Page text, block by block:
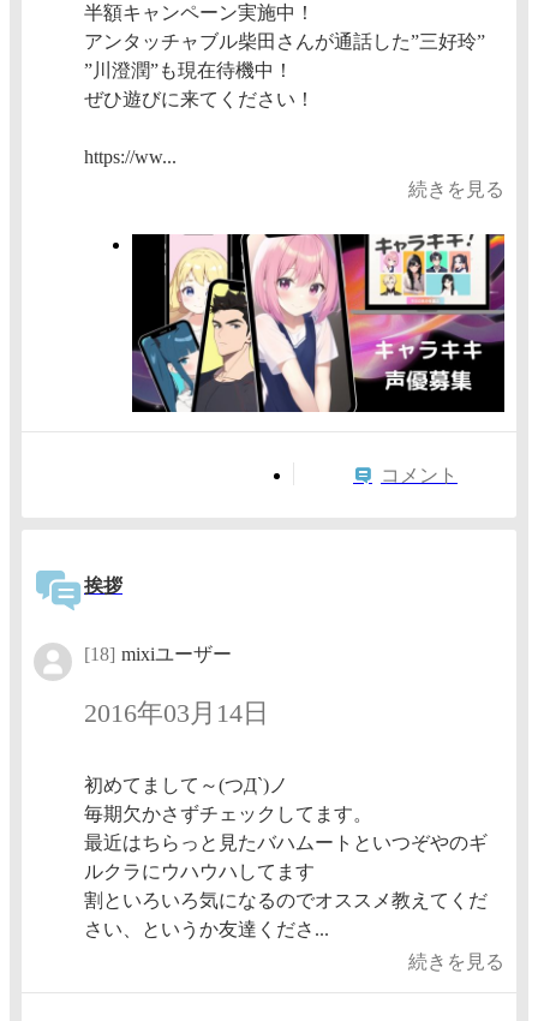
半額キャンペーン実施中！
アンタッチャブル柴田さんが通話した”三好玲”
”川澄潤”も現在待機中！
ぜひ遊びに来てください！
https://ww...
続きを見る
コメント
挨拶
[18] mixiユーザー
2016年03月14日
初めてまして～(つД`)ノ
毎期欠かさずチェックしてます。
最近はちらっと見たバハムートといつぞやのギ
ルクラにウハウハしてます
割といろいろ気になるのでオススメ教えてくだ
さい、というか友達くださ...
続きを見る